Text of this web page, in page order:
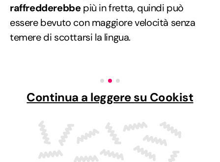
raffredderebbepiù in fretta, quindi può
essere bevuto con maggiore velocità senza
temere di scottarsi la lingua.
Continua a leggere su Cookist